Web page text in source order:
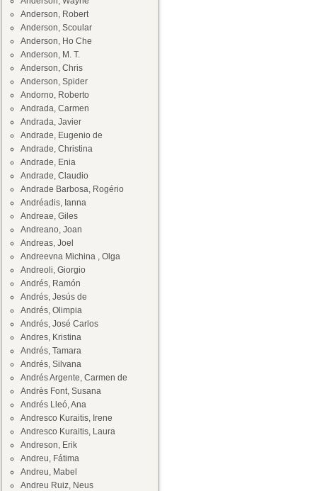
Anderson, Robert
Anderson, Scoular
Anderson, Ho Che
Anderson, M. T.
Anderson, Chris
Anderson, Spider
Andorno, Roberto
Andrada, Carmen
Andrada, Javier
Andrade, Eugenio de
Andrade, Christina
Andrade, Enia
Andrade, Claudio
Andrade Barbosa, Rogério
Andréadis, Ianna
Andreae, Giles
Andreano, Joan
Andreas, Joel
Andreevna Michina , Olga
Andreoli, Giorgio
Andrés, Ramón
Andrés, Jesús de
Andrés, Olimpia
Andrés, José Carlos
Andres, Kristina
Andrés, Tamara
Andrés, Silvana
Andrés Argente, Carmen de
Andrès Font, Susana
Andrés Lleó, Ana
Andresco Kuraitis, Irene
Andresco Kuraitis, Laura
Andreson, Erik
Andreu, Fátima
Andreu, Mabel
Andreu Ruiz, Neus